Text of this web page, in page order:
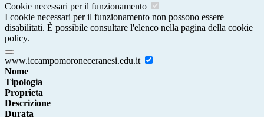
Cookie necessari per il funzionamento
I cookie necessari per il funzionamento non possono essere
disabilitati. È possibile consultare l'elenco nella pagina della cookie
policy.
www.iccampomoroneceranesi.edu.it
Nome
Tipologia
Proprieta
Descrizione
Durata